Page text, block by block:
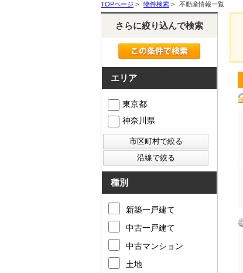
TOPページ > 物件検索 > 不動産情報一覧
さらに絞り込んで検索
エリア
東京都
神奈川県
種別
新築一戸建て
中古一戸建て
中古マンション
土地